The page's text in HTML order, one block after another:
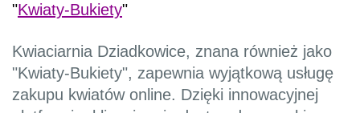
"Kwiaty-Bukiety"
Kwiaciarnia Dziadkowice, znana również jako
"Kwiaty-Bukiety", zapewnia wyjątkową usługę
zakupu kwiatów online. Dzięki innowacyjnej